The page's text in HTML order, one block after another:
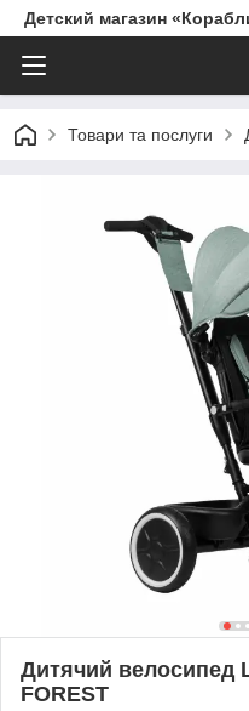
Детский магазин
Товари та послуги
Дитячий велосипед
FOREST